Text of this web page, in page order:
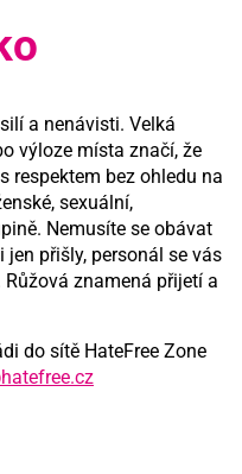
a nenávisti. Velká
výloze místa značí, že
respektem bez ohledu na
sexuální,
Nemusíte se obávat
přišly, personál se vás
znamená přijetí a
do sítě HateFree Zone